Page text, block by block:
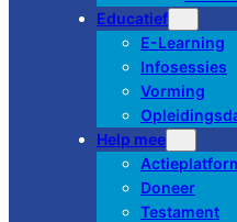
Educatief
E-Learning
Infosessies
Vorming
Help mee
Doneer
Testament